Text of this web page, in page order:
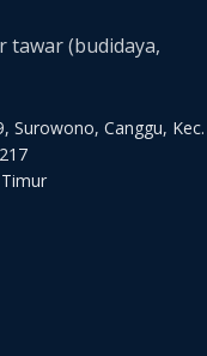
tawar (budidaya,
Surowono, Canggu, Kec.